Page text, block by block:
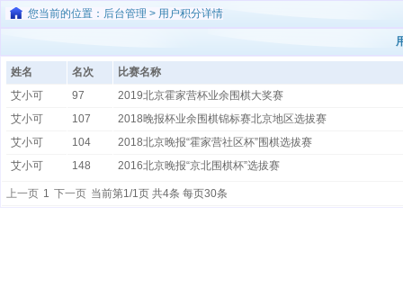
您当前的位置：后台管理 > 用户积分详情
姓名 名次
比赛名称
艾小可
97
2019北京霍家营杯业余围棋大奖赛
艾小可
107
2018晚报杯业余围棋锦标赛北京地区选拔赛
艾小可
104
2018北京晚报“霍家营社区杯”围棋选拔赛
艾小可
148 2016北京晚报“京北围棋杯”选拔赛
上一页 1 下一页 当前第1/1页 共4条 每页30条